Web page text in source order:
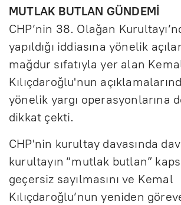
a
ş
l
a
t
e
s
s
i
z
MUTLAK BUTLAN GÜNDEMİ
CHP’nin 38. Olağan
yapıldığı iddiasına yönelik
mağdur sıfatıyla yer alan
Kılıçdaroğlu'nun
yönelik yargı operasyonlarına
dikkat çekti.
CHP'nin kurultay davasında
kurultayın “mutlak butlan”
geçersiz sayılmasını ve Kemal
Kılıçdaroğlu’nun yeniden